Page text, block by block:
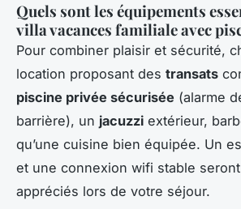
Quels sont les équipements
villa vacances familiale avec
Pour combiner plaisir et sécurité,
location proposant des transats
piscine privée sécurisée (alarme
barrière), un jacuzzi extérieur,
qu’une cuisine bien équipée. Un
et une connexion wifi stable
appréciés lors de votre séjour.